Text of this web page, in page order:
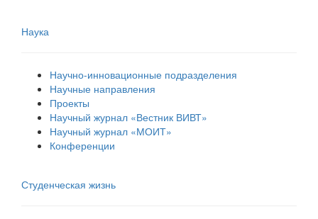
Наука
Научно-инновационные подразделения
Научные направления
Проекты
Научный журнал «Вестник ВИВТ»
Научный журнал «МОИТ»
Конференции
Студенческая жизнь